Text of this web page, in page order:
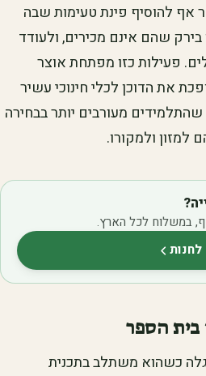
אף להוסיף פינת טעימות שבה
שהם אינם מכירים, ולעודד
פעילות כזו מפתחת אוצר
את הדוכן לכלי חינוכי עשיר
מעורבים יותר בבחירה
למזון ולמקורו.
במשלוח לכל הארץ.
לחנות(נפתח בלשונית חדשה)
בית הספר
כשהוא משתלב בתכנית